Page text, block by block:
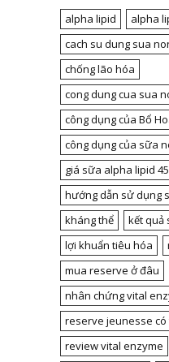
alpha lipid
alpha
cach su dung sua
chống lão hóa
cong dung cua sua
công dụng của Bổ
công dụng của sữa
giá sữa alpha lipid
hướng dẫn sử dụng
kháng thể
kết quả
lợi khuẩn tiêu hóa
mua reserve ở đâu
nhân chứng vital
reserve jeunesse
review vital enzyme